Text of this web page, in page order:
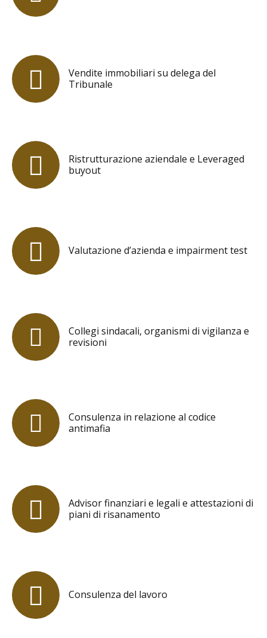
Vendite immobiliari su delega del
Tribunale
Ristrutturazione aziendale e Leveraged
buyout
Valutazione d’azienda e impairment test
Collegi sindacali, organismi di vigilanza e
revisioni
Consulenza in relazione al codice
antimafia
Advisor finanziari e legali e attestazioni di
piani di risanamento
Consulenza del lavoro